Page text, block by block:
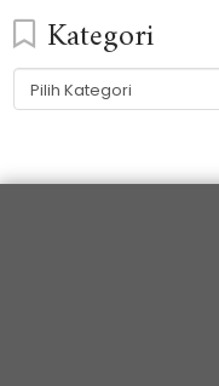
Kategori
Kategori